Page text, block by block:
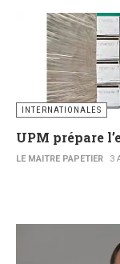
INTERNATIONALES
UPM prépare
LE MAITRE PAPETIER 3